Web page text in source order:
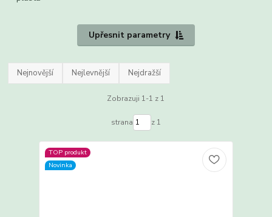
Upřesnit parametry
Nejnovější Nejlevnější Nejdražší
Zobrazuji 1-1 z 1
strana z 1
TOP produkt
Novinka